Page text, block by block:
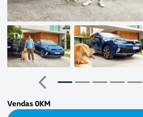
Anterior
Vendas 0KM